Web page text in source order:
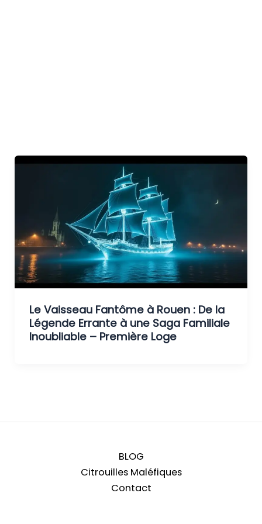
Le Vaisseau Fantôme à Rouen : De la
Légende Errante à une Saga Familiale
Inoubliable – Première Loge
BLOG
Citrouilles Maléfiques
Contact